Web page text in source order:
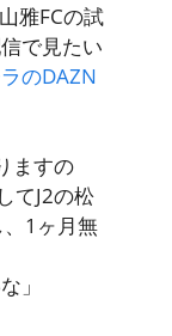
雅FCの試
で見たい
のDAZN
ますの
てJ2の松
1ヶ月無
」